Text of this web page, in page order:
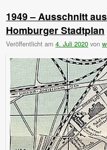
1949 – Ausschnitt
Homburger Stadtplan
Veröffentlicht am 4. Juli 2020 von